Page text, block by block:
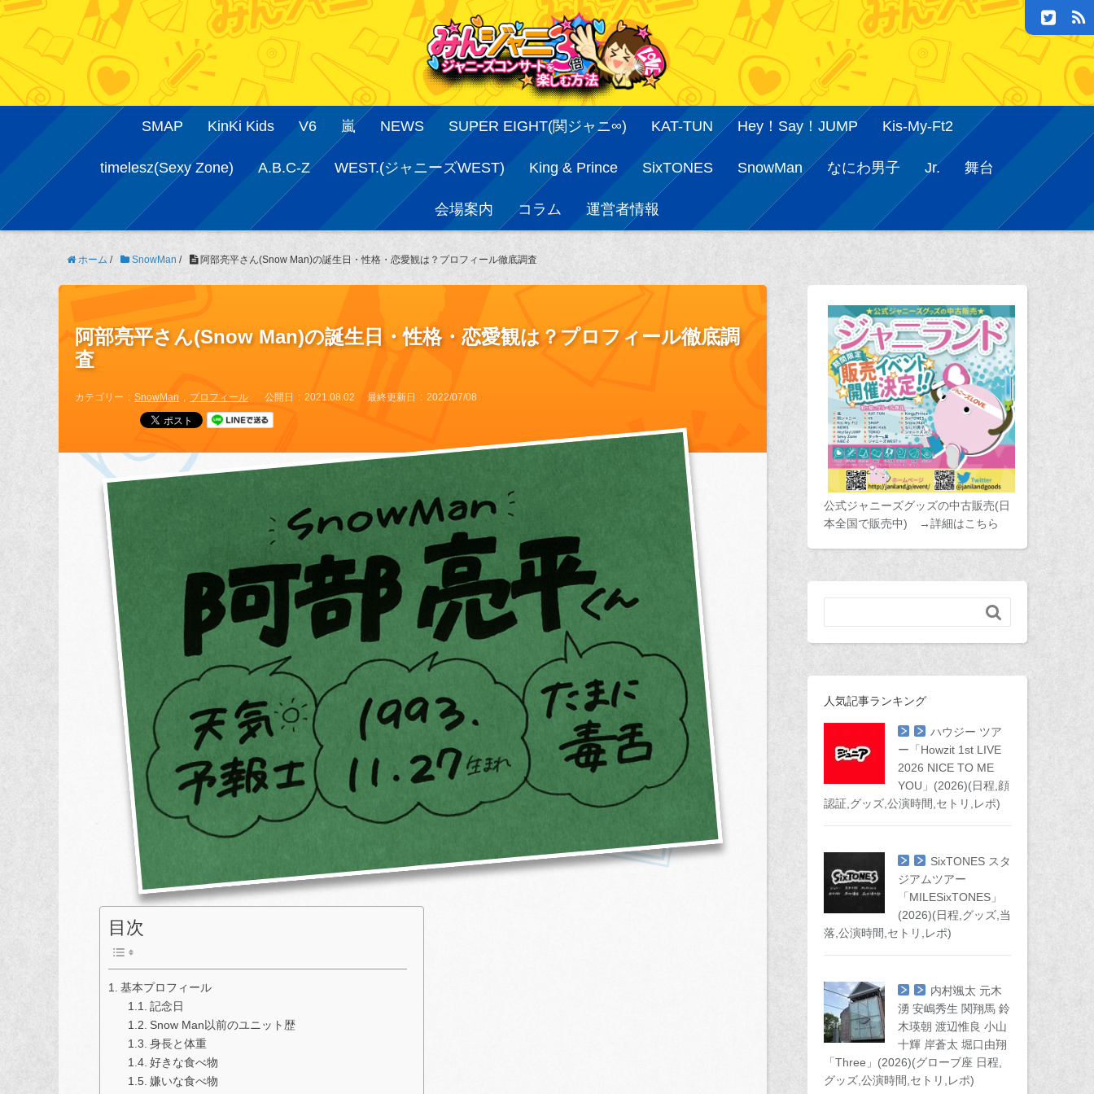
SMAP KinKi Kids V6 嵐 NEWS SUPER EIGHT(関ジャニ∞) KAT-TUN Hey！Say！JUMP Kis-My-Ft2
timelesz(Sexy Zone) A.B.C-Z WEST.(ジャニーズWEST) King & Prince SixTONES SnowMan なにわ男子 Jr. 舞台
会場案内 コラム 運営者情報
ホーム / SnowMan / 阿部亮平さん(Snow Man)の誕生日・性格・恋愛観は？プロフィール徹底調査
阿部亮平さん(Snow Man)の誕生日・性格・恋愛観は？プロフィール徹底調
査
カテゴリー SnowMan プロフィール 公開日 2021.08.02 最終更新日 2022/07/08
目次
基本プロフィール
記念日
Snow Man以前のユニット歴
身長と体重
好きな食べ物
嫌いな食べ物
公式ジャニーズグッズの中古販売(日
本全国で販売中) →詳細はこちら

人気記事ランキング
ハウジー ツア
ー「Howzit 1st LIVE
2026 NICE TO ME
YOU」(2026)(日程,顔
認証,グッズ,公演時間,セトリ,レポ)
SixTONES スタ
ジアムツアー
「MILESixTONES」
(2026)(日程,グッズ,当
落,公演時間,セトリ,レポ)
内村颯太 元木
湧 安嶋秀生 関翔馬 鈴
木瑛朝 渡辺惟良 小山
十輝 岸蒼太 堀口由翔
「Three」(2026)(グローブ座 日程,
グッズ,公演時間,セトリ,レポ)